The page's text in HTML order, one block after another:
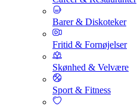
Barer & Diskoteker
Fritid & Fornøjelser
Skønhed & Velvære
Sport & Fitness